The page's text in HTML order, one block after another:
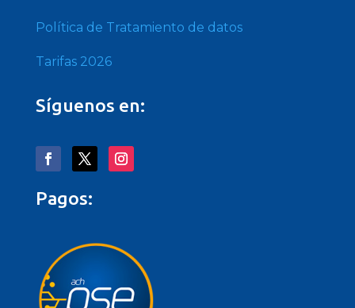
Política de Tratamiento de datos
Tarifas 2026
Síguenos en:
Pagos: